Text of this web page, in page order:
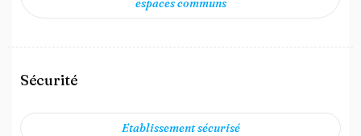
espaces communs
Sécurité
Etablissement sécurisé